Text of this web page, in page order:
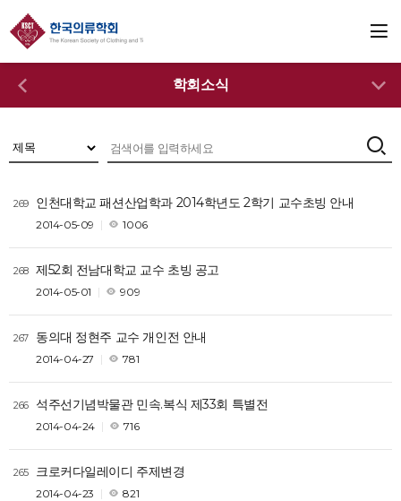
학회소식
269 인천대학교 패션산업학과 2014학년도 2학기 교수초빙 안내
2014-05-09 1006
268 제52회 전남대학교 교수 초빙 공고
2014-05-01 909
267 동의대 정현주 교수 개인전 안내
2014-04-27 781
266 석주선기념박물관 민속.복식 제33회 특별전
2014-04-24 716
265 크로커다일레이디 주제변경
2014-04-23 821